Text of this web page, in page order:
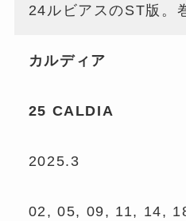
24ルビアスのST版。
カルディア
25 CALDIA
2025.3
02, 05, 09, 11, 14,